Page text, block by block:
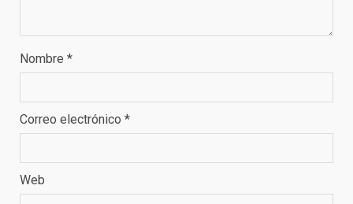
Nombre *
Correo electrónico *
Web